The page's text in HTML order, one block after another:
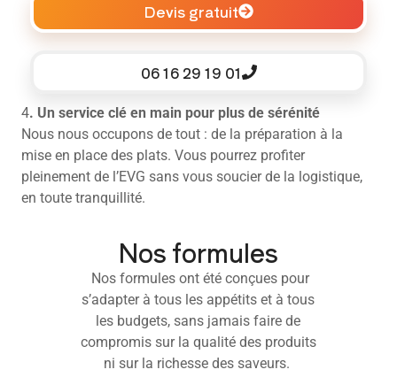
Devis gratuit
06 16 29 19 01
4. Un service clé en main pour plus de sérénité
Nous nous occupons de tout : de la préparation à la
mise en place des plats. Vous pourrez profiter
pleinement de l’EVG sans vous soucier de la logistique,
en toute tranquillité.
Nos formules
Nos formules ont été conçues pour
s’adapter à tous les appétits et à tous
les budgets, sans jamais faire de
compromis sur la qualité des produits
ni sur la richesse des saveurs.